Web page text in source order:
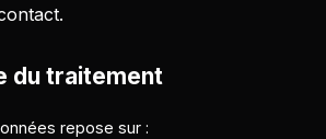
du traitement
repose sur :